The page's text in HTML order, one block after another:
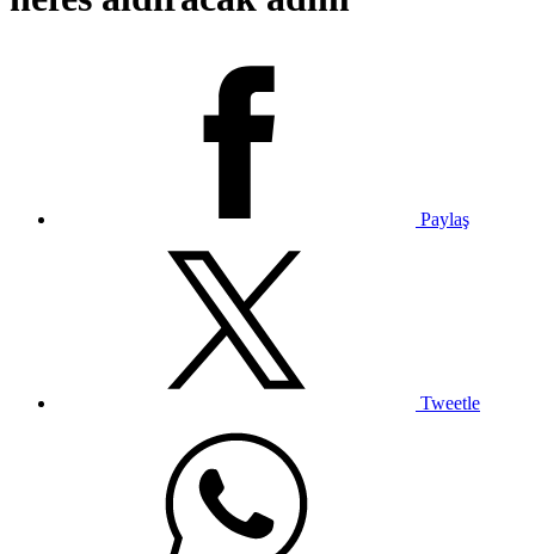
Paylaş
Tweetle